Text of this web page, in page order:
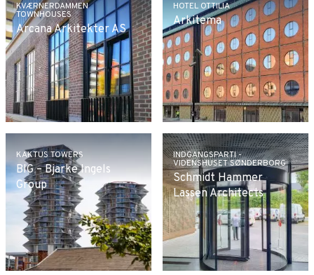
KVÆRNERDAMMEN
TOWNHOUSES
Arcana Arkitekter AS
HOTEL OTTILIA
Arkitema
KAKTUS TOWERS
BIG – Bjarke Ingels
Group
INDGANGSPARTI -
VIDENSHUSET SØNDERBORG
Schmidt Hammer
Lassen Architects